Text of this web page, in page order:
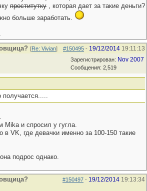
проститутку , которая дает за такие деньги?
больше заработать.
#150495 - 19/12/2014 19:11:13
[Re: Vivian]
Зарегистрирован: Nov 2007
Сообщения: 2,519
получается.....
Mika и спросил у гугла.
в VK, где девачки именно за 100-150 такие
подрос однако.
#150497 - 19/12/2014 19:13:34